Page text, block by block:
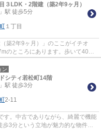
３LDK・2階建（築2年9ヶ月）
」駅 徒歩5分
１丁目
築2年9ヶ月）」のここがイチオ
のところにあります。歩いて400m
ーパーセンター...
ン
シティ若松町14階
」駅 徒歩3分
2-11
す。中古でありながら、綺麗で機能
3分という立地が魅力的な物件で